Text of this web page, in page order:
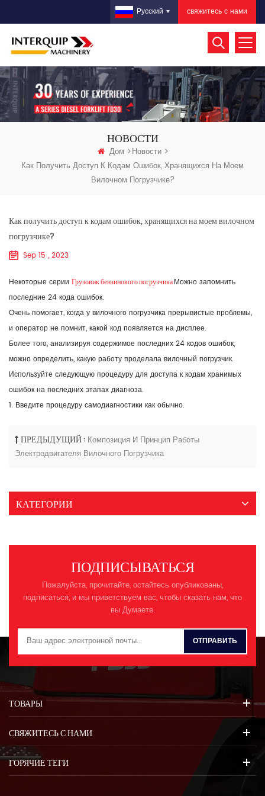
свяжитесь с нами
Русский
НОВОСТИ
Дом
Новости
Как Получить Доступ К Кодам Ошибок, Хранящихся На Моем
Вилочном Погрузчике?
Как получить доступ к кодам ошибок, хранящихся на моем вилочном
погрузчике?
Sep 15 , 2023
Некоторые серии Грузовик бензинового погрузчикаМожно запомнить
последние 24 кода ошибок.
Очень помогает, когда у вилочного погрузчика прерывистые проблемы,
и оператор не помнит, какой код появляется на дисплее.
Более того, анализируя содержимое последних 24 кодов ошибок,
можно определить, какую работу проделала вилочный погрузчик.
Используйте следующую процедуру для доступа к кодам хранимых
ошибок на последних этапах диагноза.
1. Введите процедуру самодиагностики как обычно.
ПРЕДЫДУЩИЙ : Композиция И Принцип Работы
Электродвигателя Вилочного Погрузчика
КАТЕГОРИИ
ПОДПИСЫВАТЬСЯ
Пожалуйста, прочитайте, остайтесь опубликованы,
подписаться, и мы приветствуем вас, чтобы сказать нам, что
вы Думаете.
ТОВАРЫ
СВЯЖИТЕСЬ С НАМИ
ГОРЯЧИЕ ТЕГИ